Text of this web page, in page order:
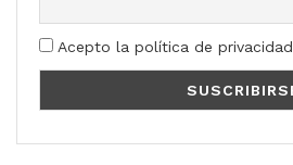
Acepto la política de privacidad